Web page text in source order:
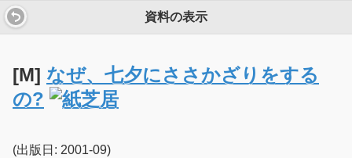
資料の表示
[M] なぜ、七夕にささかざりをする
の?
(出版日: 2001-09)